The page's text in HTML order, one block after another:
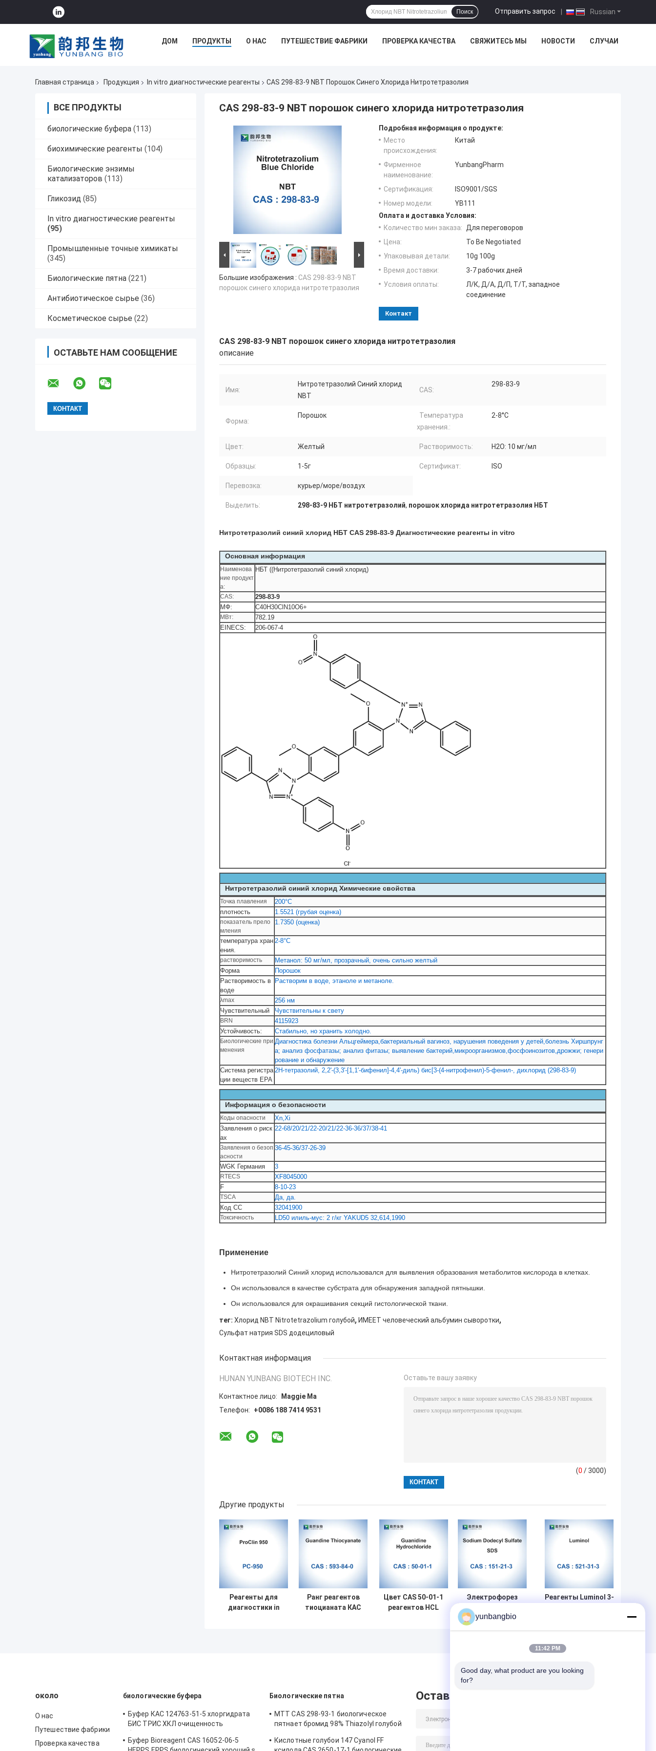
Russian
Отправить запрос |
Поиск
ДОМ ПРОДУКТЫ О НАС ПУТЕШЕСТВИЕ ФАБРИКИ ПРОВЕРКА КАЧЕСТВА СВЯЖИТЕСЬ МЫ НОВОСТИ СЛУЧАИ
Главная страница Продукция In vitro диагностические реагенты CAS 298-83-9 NBT Порошок Синего Хлорида Нитротетразолия
ВСЕ ПРОДУКТЫ
биологические буфера (113)
биохимические реагенты (104)
Биологические энзимы
катализаторов (113)
Гликозид (85)
In vitro диагностические реагенты
(95)
Промышленные точные химикаты
(345)
Биологические пятна (221)
Антибиотическое сырье (36)
Косметическое сырье (22)
ОСТАВЬТЕ НАМ СООБЩЕНИЕ
CAS 298-83-9 NBT порошок синего хлорида нитротетразолия
Большие изображения : CAS 298-83-9 NBT
порошок синего хлорида нитротетразолия
Подробная информация о продукте:
Место
происхождения:
Китай
Фирменное
наименование:
YunbangPharm
Сертификация:
ISO9001/SGS
Номер модели:
YB111
Оплата и доставка Условия:
Количество мин заказа: Для переговоров
Цена:
To Be Negotiated
Упаковывая детали:
10g 100g
Время доставки:
3-7 рабочих дней
Условия оплаты:
Л/К, Д/А, Д/П, Т/Т, западное
соединение
Контакт
CAS 298-83-9 NBT порошок синего хлорида нитротетразолия
описание
Имя:
Нитротетразолий Синий хлорид
NBT
CAS:
298-83-9
Форма:
Порошок
Температура
хранения.:
2-8°C
Цвет: Желтый Растворимость: Н2О: 10 мг/мл
Образцы: 1-5г Сертификат: ISO
Перевозка: курьер/море/воздух
Выделить: 298-83-9 НБТ нитротетразолий, порошок хлорида нитротетразолия НБТ
Нитротетразолий синий хлорид НБТ CAS 298-83-9 Диагностические реагенты in vitro
Основная информация
Наименова
ние продукт
а:
НБТ ((Нитротетразолий синий хлорид)
CAS:
298-83-9
МФ:
C40H30ClN10O6+
МВт:
782.19
EINECS:
206-067-4
Нитротетразолий синий хлорид Химические свойства
Точка плавления
200°С
плотность
1.5521 (грубая оценка)
показатель прело
мления
1.7350 (оценка)
температура хран
ения.
2-8°C
растворимость
Метанол: 50 мг/мл, прозрачный, очень сильно желтый
Форма
Порошок
Растворимость в
воде
Растворим в воде, этаноле и метаноле.
λmax
256 нм
Чувствительный
Чувствительны к свету
BRN
4115923
Устойчивость:
Стабильно, но хранить холодно.
Биологические при
менения
Диагностика болезни Альцгеймера,бактериальный вагиноз, нарушения поведения у детей,болезнь Хиршпрунг
а; анализ фосфатазы; анализ фитазы; выявление бактерий,микроорганизмов,фосфоинозитов,дрожжи; генери
рование и обнаружение
Система регистра
ции веществ EPA
2H-тетразолий, 2,2'-(3,3'-[1,1'-бифенил]-4,4'-диль) бис[3-(4-нитрофенил)-5-фенил-, дихлорид (298-83-9)
Информация о безопасности
Коды опасности
Xn,Xi
Заявления о риск
ах
22-68/20/21/22-20/21/22-36-36/37/38-41
Заявления о безоп
асности
36-45-36/37-26-39
WGK Германия 3
RTECS
XF8045000
F
8-10-23
TSCA
Да, да.
Код СС
32041900
Токсичность LD50 илиль-мус: 2 г/кг YAKUD5 32,614,1990
Применение
Нитротетразолий Синий хлорид использовался для выявления образования метаболитов кислорода в клетках.
Он использовался в качестве субстрата для обнаружения западной пятнышки.
Он использовался для окрашивания секций гистологической ткани.
тег: Хлорид NBT Nitrotetrazolium голубой, ИМЕЕТ человеческий альбумин сыворотки,
Сульфат натрия SDS додециловый
Контактная информация
HUNAN YUNBANG BIOTECH INC.
Контактное лицо:
Maggie Ma
Телефон:
+0086 188 7414 9531
Оставьте вашу заявку
(0 / 3000)
Другие продукты
Реагенты для
диагностики in
Ранг реагентов
тиоцианата КАС
Цвет CAS 50-01-1
реагентов HCL
Электрофорез
CAS 151-21-3
порошка
додецилового
Реагенты Luminol 3-
около
О нас
Путешествие фабрики
Проверка качества
биологические буфера
Буфер КАС 124763-51-5 хлоргидрата
БИС ТРИС ХКЛ очищенность
Буфер Bioreagent CAS 16052-06-5
Биологические пятна
MTT CAS 298-93-1 биологическое
пятнает бромид 98% Thiazolyl голубой
Кислотные голубои 147 Cyanol FF
Оставить сообщение
yunbangbio
11:42 PM
Good day, what product are you looking
for?